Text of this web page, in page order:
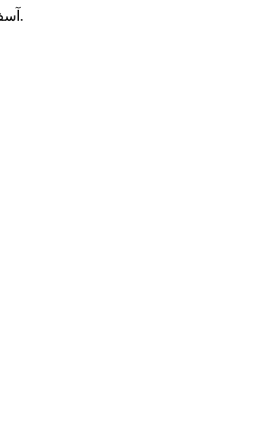
آسف ليس لدينا هذا المورد.